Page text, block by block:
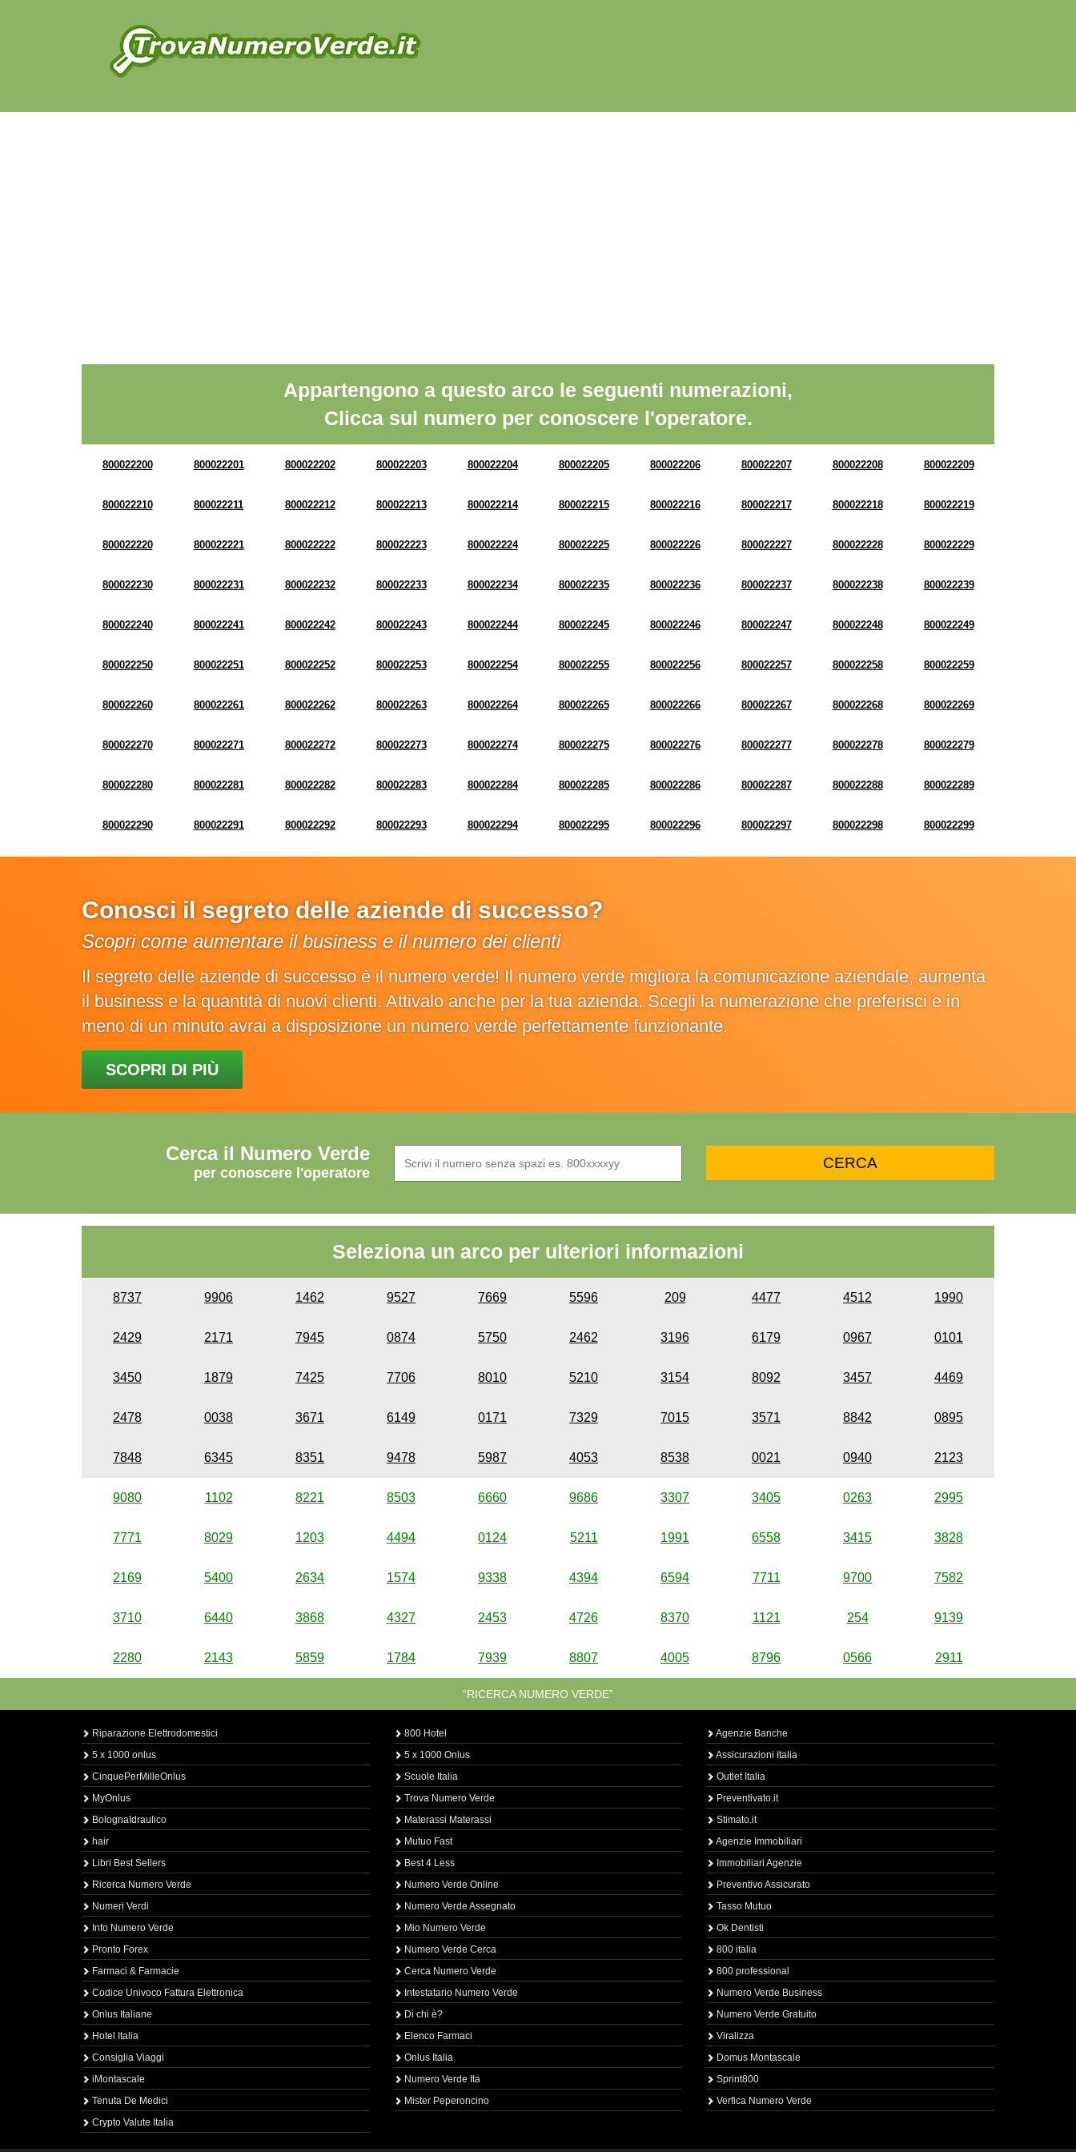
Appartengono a questo arco le seguenti numerazioni,
Clicca sul numero per conoscere l'operatore.
800022200 800022201 800022202 800022203 800022204 800022205 800022206 800022207 800022208 800022209
800022210 800022211 800022212 800022213 800022214 800022215 800022216 800022217 800022218 800022219
800022220 800022221 800022222 800022223 800022224 800022225 800022226 800022227 800022228 800022229
800022230 800022231 800022232 800022233 800022234 800022235 800022236 800022237 800022238 800022239
800022240 800022241 800022242 800022243 800022244 800022245 800022246 800022247 800022248 800022249
800022250 800022251 800022252 800022253 800022254 800022255 800022256 800022257 800022258 800022259
800022260 800022261 800022262 800022263 800022264 800022265 800022266 800022267 800022268 800022269
800022270 800022271 800022272 800022273 800022274 800022275 800022276 800022277 800022278 800022279
800022280 800022281 800022282 800022283 800022284 800022285 800022286 800022287 800022288 800022289
800022290 800022291 800022292 800022293 800022294 800022295 800022296 800022297 800022298 800022299
Conosci il segreto delle aziende di successo?
Scopri come aumentare il business e il numero dei clienti
Il segreto delle aziende di successo è il numero verde! Il numero verde migliora la comunicazione aziendale, aumenta
il business e la quantità di nuovi clienti. Attivalo anche per la tua azienda. Scegli la numerazione che preferisci e in
meno di un minuto avrai a disposizione un numero verde perfettamente funzionante.
SCOPRI DI PIÙ
Cerca il Numero Verde
per conoscere l'operatore
Seleziona un arco per ulteriori informazioni
8737 9906 1462 9527 7669 5596 209 4477 4512 1990
2429 2171 7945 0874 5750 2462 3196 6179 0967 0101
3450 1879 7425 7706 8010 5210 3154 8092 3457 4469
2478 0038 3671 6149 0171 7329 7015 3571 8842 0895
7848 6345 8351 9478 5987 4053 8538 0021 0940 2123
9080 1102 8221 8503 6660 9686 3307 3405 0263 2995
7771 8029 1203 4494 0124 5211 1991 6558 3415 3828
2169 5400 2634 1574 9338 4394 6594 7711 9700 7582
3710 6440 3868 4327 2453 4726 8370 1121 254 9139
2280 2143 5859 1784 7939 8807 4005 8796 0566 2911
“RICERCA NUMERO VERDE”
Riparazione Elettrodomestici
5 x 1000 onlus
CinquePerMilleOnlus
MyOnlus
BolognaIdraulico
hair
Libri Best Sellers
Ricerca Numero Verde
Numeri Verdi
Info Numero Verde
Pronto Forex
Farmaci & Farmacie
Codice Univoco Fattura Elettronica
Onlus Italiane
Hotel Italia
Consiglia Viaggi
iMontascale
Tenuta De Medici
Crypto Valute Italia
800 Hotel
5 x 1000 Onlus
Scuole Italia
Trova Numero Verde
Materassi Materassi
Mutuo Fast
Best 4 Less
Numero Verde Online
Numero Verde Assegnato
Mio Numero Verde
Numero Verde Cerca
Cerca Numero Verde
Intestatario Numero Verde
Di chi è?
Elenco Farmaci
Onlus Italia
Numero Verde Ita
Mister Peperoncino
Agenzie Banche
Assicurazioni Italia
Outlet Italia
Preventivato.it
Stimato.it
Agenzie Immobiliari
Immobiliari Agenzie
Preventivo Assicurato
Tasso Mutuo
Ok Dentisti
800 italia
800 professional
Numero Verde Business
Numero Verde Gratuito
Viralizza
Domus Montascale
Sprint800
Verfica Numero Verde